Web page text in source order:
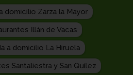
domicilio Zarza la Mayor
Illán de Vacas
a domicilio La Hiruela
Santaliestra y San Quílez